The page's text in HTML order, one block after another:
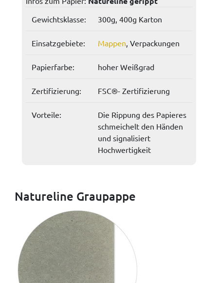
Gewichtsklasse: 300g, 400g Karton
Einsatzgebiete: Mappen , Verpackungen
Papierfarbe: hoher Weißgrad
Zertifizierung: FSC®- Zertifizierung
Vorteile:
Die Rippung des Papieres
schmeichelt den Händen
und signalisiert
Hochwertigkeit
Natureline Graupappe